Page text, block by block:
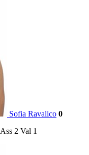
Sofia Ravalico 0
Ass 2 Val 1